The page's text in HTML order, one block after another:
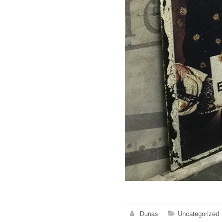
Dunas Uncategorized